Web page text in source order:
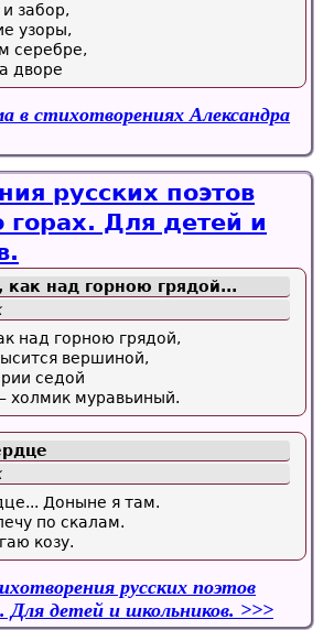
забор,
узоры,
серебре,
дворе
в стихотворениях Александра
русских поэтов
горах. Для детей и
над горною грядой...
над горною грядой,
вершиной,
седой
холмик муравьиный.
Доныне я там.
по скалам.
козу.
русских поэтов
Для детей и школьников.